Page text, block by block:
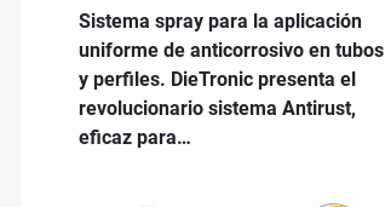
Sistema spray para la aplicación
uniforme de anticorrosivo en tubos
y perfiles. DieTronic presenta el
revolucionario sistema Antirust,
eficaz para…